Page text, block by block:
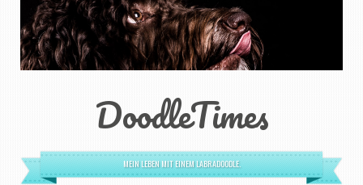
DoodleTimes
MEIN LEBEN MIT EINEM LABRADOODLE.